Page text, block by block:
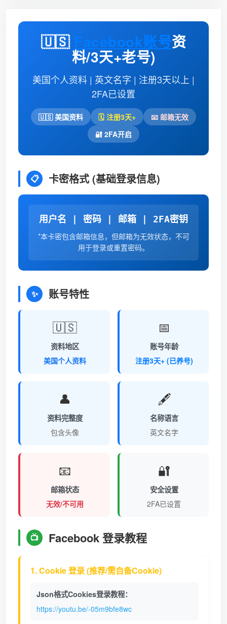
🇺🇸 Facebook账号资
料/3天+老号)
美国个人资料 | 英文名字 | 注册3天以上 |
2FA已设置
🇺🇸 美国资料 🗓️ 注册3天+
📧 邮箱无效
🔐 2FA开启
📋 卡密格式 (基础登录信息)
用户名 | 密码 | 邮箱 | 2FA密钥
*本卡密包含邮箱信息，但邮箱为无效状态，不可
用于登录或重置密码。
✨ 账号特性
🇺🇸
资料地区
美国个人资料
📅
账号年龄
注册3天+ (已养号)
👤
资料完整度
包含头像
🖋️
名称语言
英文名字
📧
邮箱状态
无效/不可用
🔐
安全设置
2FA已设置
📺 Facebook 登录教程
1. Cookie 登录 (推荐/需自备Cookie)
Json格式Cookies登录教程：
https://youtu.be/-05m9bfe8wc